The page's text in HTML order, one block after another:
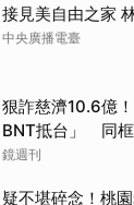
接見美自由之家
中央廣播電臺
狠詐慈濟10.6億
BNT抵台」 同框
鏡週刊
疑不堪碎念！桃